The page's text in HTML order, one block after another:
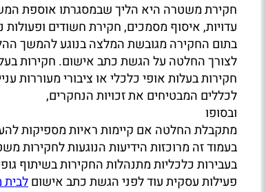
חקירת משטרה היא הליך שבמסגרתו אוספת
עדויות, איסוף מסמכים, חקירת חשודים ופעולות
בתום החקירה מגובשת המלצה בנוגע להמשך
לצורך החלטה על הגשת כתב אישום. חקירות
חקירות בעלות אופי כלכלי או ציבורי מעוררות
לכללים המבטיחים את זכויות הנחקרים,
ובסופו
מתקבלת החלטה אם קיימות ראיות מספיקות
בעמוד זה מרוכזות הידיעות הנוגעות לחקירות
בעבירות כלכליות מתנהלות החקירות בשיתוף
פעילות עסקית עוד לפני הגשת כתב אישום